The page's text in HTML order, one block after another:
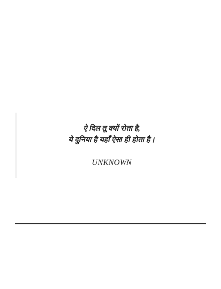
ऐ दिल तू क्यों रोता है,
ये दुनिया है यहाँ ऐसा ही होता है।
UNKNOWN